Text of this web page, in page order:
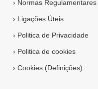
› Normas Regulamentares
› Ligações Úteis
› Politica de Privacidade
› Politica de cookies
›Cookies (Definições)